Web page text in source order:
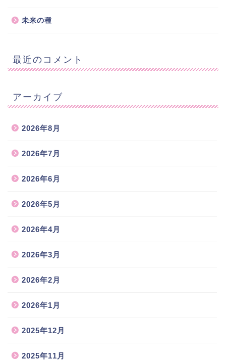
未来の種
最近のコメント
アーカイブ
2026年8月
2026年7月
2026年6月
2026年5月
2026年4月
2026年3月
2026年2月
2026年1月
2025年12月
2025年11月